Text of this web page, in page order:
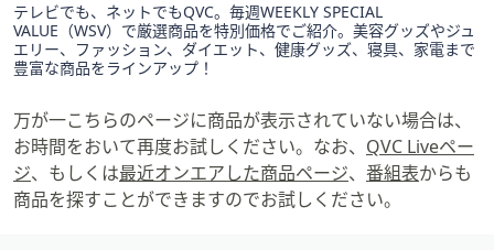
テレビでも、ネットでもQVC。毎週WEEKLY SPECIAL
VALUE（WSV）で厳選商品を特別価格でご紹介。美容グッズやジュ
エリー、ファッション、ダイエット、健康グッズ、寝具、家電まで
豊富な商品をラインアップ！
万が一こちらのページに商品が表示されていない場合は、
お時間をおいて再度お試しください。なお、 QVC Liveペー
ジ、もしくは最近オンエアした商品ページ、 番組表からも
商品を探すことができますのでお試しください。